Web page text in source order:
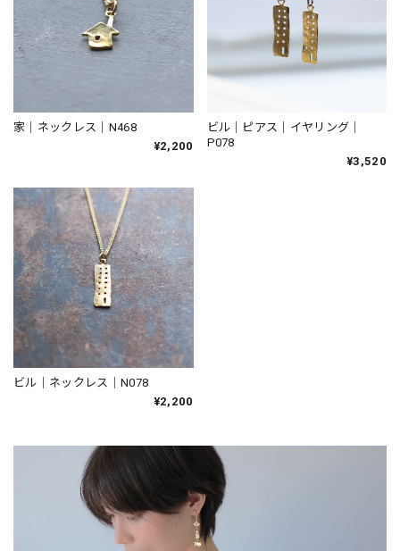
家｜ネックレス｜N468
¥2,200
ビル｜ピアス｜イヤリング｜
P078
¥3,520
ビル｜ネックレス｜N078
¥2,200